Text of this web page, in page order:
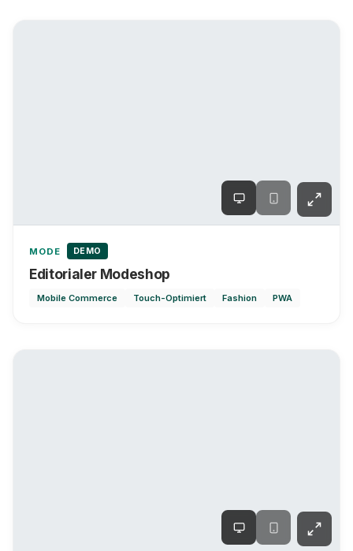
MODE DEMO
Editorialer Modeshop
Mobile Commerce Touch-Optimiert Fashion PWA